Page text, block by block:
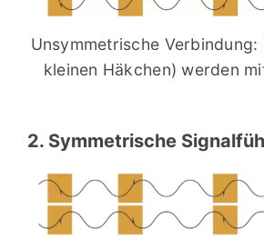
Unsymmetrische
kleinen Häkchen) werden
2. Symmetrische